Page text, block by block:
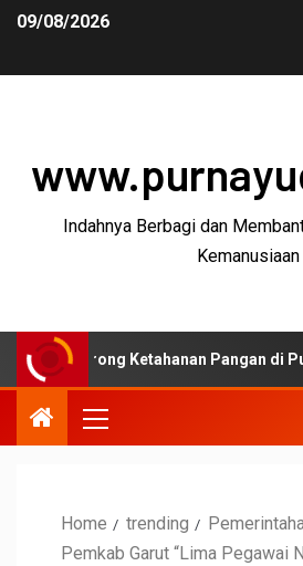
09/08/2026
Indahnya Berbagi dan
Kemanusiaan
Ketahanan Pangan di Puspahiang
Home trending
Pemkab Garut “Lima Pegawai